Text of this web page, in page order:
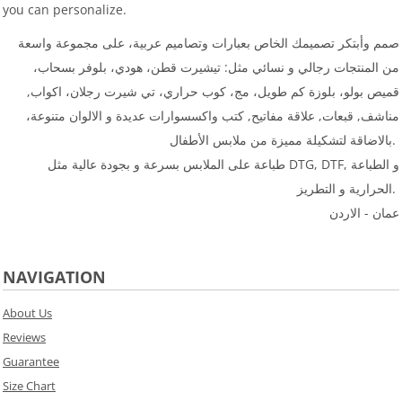
you can personalize.
صمم وأبتكر تصميمك الخاص بعبارات وتصاميم عربية، على مجموعة واسعة
من المنتجات رجالي و نسائي مثل: تيشيرت قطن، هودي، بلوفر بسحاب،
قميص بولو، بلوزة كم طويل، مج، كوب حراري، تي شيرت رجلان، اكواب,
مناشف, قبعات, علاقة مفاتيح, كتب واكسسوارات عديدة و الالوان متنوعة،
بالاضاقة لتشكيلة مميزة من ملابس الأطفال.
طباعة على الملابس بسرعة و بجودة عالية مثل DTG, DTF, و الطباعة
الحرارية و التطريز.
عمان - الاردن
NAVIGATION
About Us
Reviews
Guarantee
Size Chart